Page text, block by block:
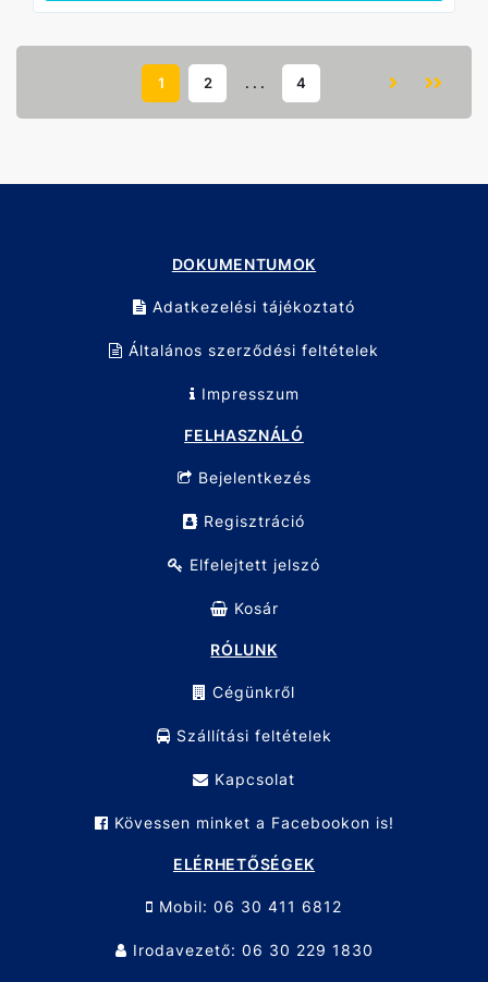
1 2 . . . 4
DOKUMENTUMOK
Adatkezelési tájékoztató
Általános szerződési feltételek
Impresszum
FELHASZNÁLÓ
Bejelentkezés
Regisztráció
Elfelejtett jelszó
Kosár
RÓLUNK
Cégünkről
Szállítási feltételek
Kapcsolat
Kövessen minket a Facebookon is!
ELÉRHETŐSÉGEK
Mobil: 06 30 411 6812
Irodavezető: 06 30 229 1830